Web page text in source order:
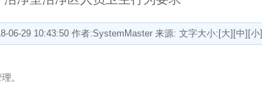
06-29 10:43:50 作者:SystemMaster 来源: 文字大小:[大][中][小]
。